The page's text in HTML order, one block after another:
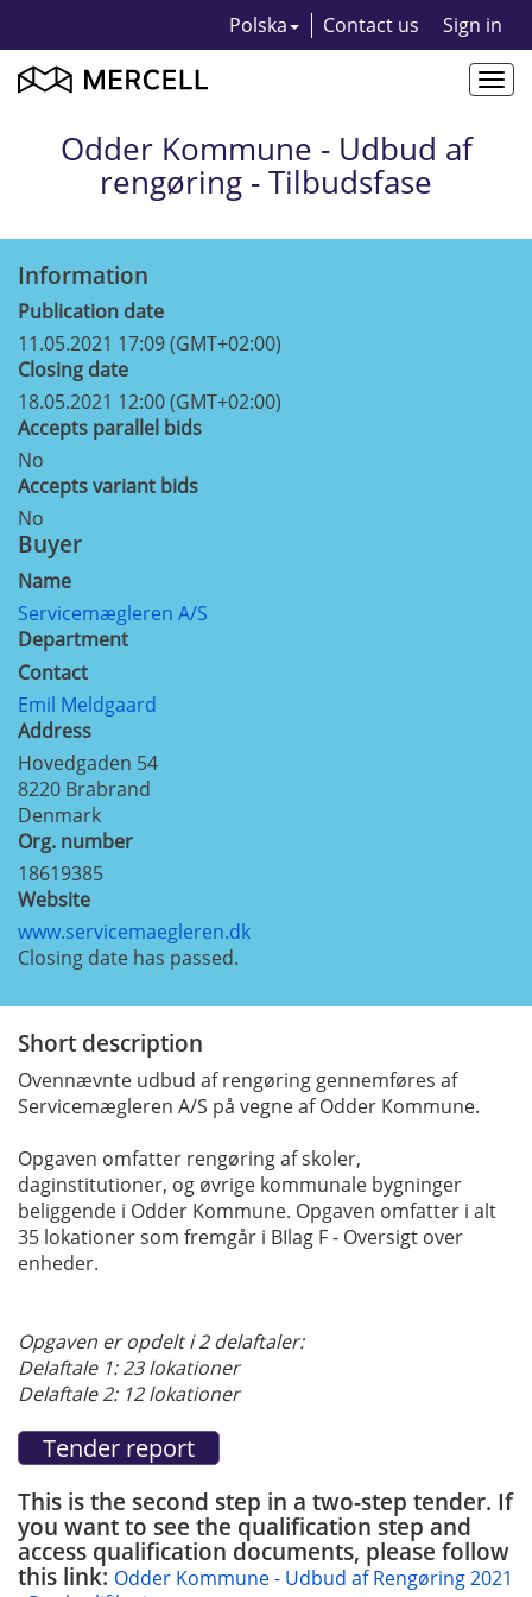
Polska Contact us Sign in
Odder Kommune - Udbud af
rengøring - Tilbudsfase
Information
Publication date
11.05.2021 17:09 (GMT+02:00)
Closing date
18.05.2021 12:00 (GMT+02:00)
Accepts parallel bids
No
Accepts variant bids
No
Buyer
Name
Servicemægleren A/S
Department
Contact
Emil Meldgaard
Address
Hovedgaden 54
8220 Brabrand
Denmark
Org. number
18619385
Website
www.servicemaegleren.dk
Closing date has passed.
Short description
Ovennævnte udbud af rengøring gennemføres af
Servicemægleren A/S på vegne af Odder Kommune.
Opgaven omfatter rengøring af skoler,
daginstitutioner, og øvrige kommunale bygninger
beliggende i Odder Kommune. Opgaven omfatter i alt
35 lokationer som fremgår i BIlag F - Oversigt over
enheder.
Opgaven er opdelt i 2 delaftaler:
Delaftale 1: 23 lokationer
Delaftale 2: 12 lokationer
This is the second step in a two-step tender. If
you want to see the qualification step and
access qualification documents, please follow
this link: Odder Kommune - Udbud af Rengøring 2021